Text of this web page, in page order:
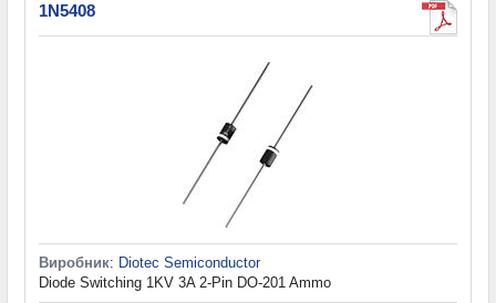
1N5408
Виробник: Diotec Semiconductor
Diode Switching 1KV 3A 2-Pin DO-201 Ammo